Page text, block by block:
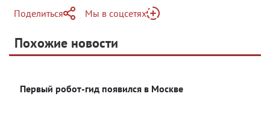
Поделиться
Telegram
Одноклассники
Мы в соцсетях
Яндекс Дзен
Похожие новости
Первый робот-гид появился в Москве